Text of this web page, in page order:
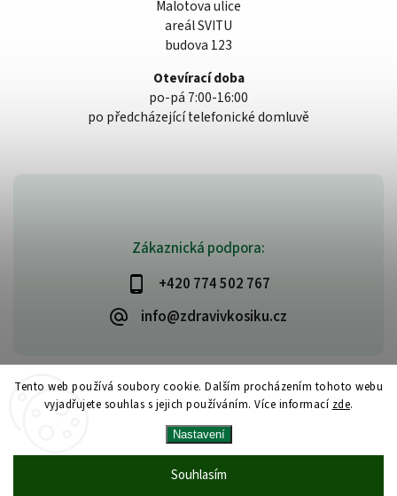
Tento web používá soubory cookie. Dalším procházením tohoto webu
vyjadřujete souhlas s jejich používáním. Více informací zde.
Nastavení
Souhlasím
Zákaznická podpora:
+420 774 502 767
info@zdravivkosiku.cz
Malotova ulice
areál SVITU
budova 123
Otevírací doba
po-pá 7:00-16:00
po předcházející telefonické domluvě
www.zdravivkosiku.cz
Upravit nastavení cookies
VytvořilShoptet | Design